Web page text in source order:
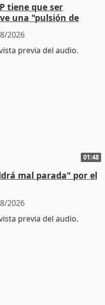
tiene que ser
una "pulsión de
2026
01:48
mal parada" por el
2026